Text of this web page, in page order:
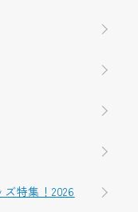
特集！2026